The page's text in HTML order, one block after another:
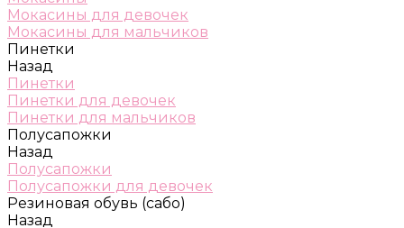
Мокасины для девочек
Мокасины для мальчиков
Пинетки
Назад
Пинетки
Пинетки для девочек
Пинетки для мальчиков
Полусапожки
Назад
Полусапожки
Полусапожки для девочек
Резиновая обувь (сабо)
Назад